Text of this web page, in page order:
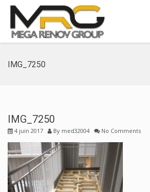
IMG_7250
IMG_7250
4 juin 2017 By med32004 No Comments